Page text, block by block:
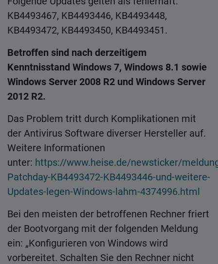
KB4493467, KB4493446, KB4493448,
KB4493472, KB4493450, KB4493451.
Betroffen sind nach derzeitigem
Kenntnisstand Windows 7, Windows 8.1 sowie
Windows Server 2008 R2 und Windows Server
2012 R2.
Das Problem tritt durch Komplikationen mit
der Antivirus Software diverser Hersteller auf.
Weitere Informationen
unter: https://www.heise.de/newsticker/
Patchday-KB4493472-KB4493446-und-weitere-
Updates-legen-Windows-lahm-4374996.html
Bei den meisten der betroffenen Rechner friert
der Bootvorgang mit der folgenden Meldung
ein: „Konfigurieren von Windows wird
vorbereitet. Schalten Sie den Rechner nicht